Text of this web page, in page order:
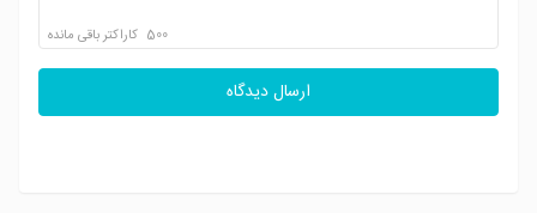
500 کاراکتر باقی مانده
ارسال دیدگاه